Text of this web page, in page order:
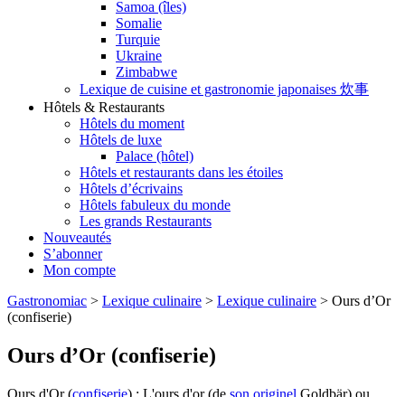
Samoa (îles)
Somalie
Turquie
Ukraine
Zimbabwe
Lexique de cuisine et gastronomie japonaises 炊事
Hôtels & Restaurants
Hôtels du moment
Hôtels de luxe
Palace (hôtel)
Hôtels et restaurants dans les étoiles
Hôtels d’écrivains
Hôtels fabuleux du monde
Les grands Restaurants
Nouveautés
S’abonner
Mon compte
Gastronomiac > Lexique culinaire > Lexique culinaire > Ours d’Or
(confiserie)
Ours d’Or (confiserie)
Ours d'Or (confiserie) : L'ours d'or (de son originel Goldbär) ou